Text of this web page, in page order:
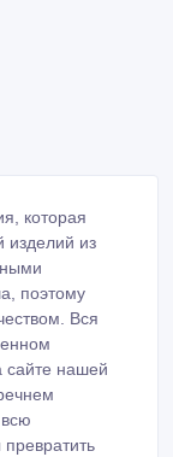
которая
изделий из
поэтому
Вся
сайте нашей